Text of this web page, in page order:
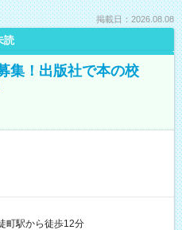
掲載日：2026.08.08
読
集！出版社で本の校
町駅から徒歩12分